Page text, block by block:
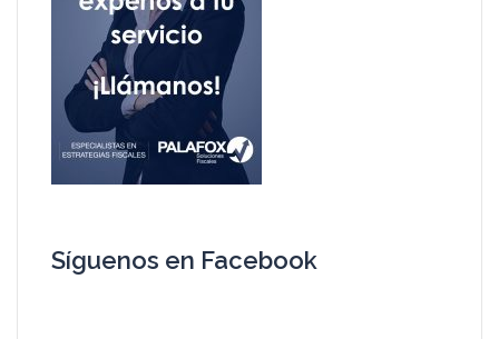
Síguenos en Facebook